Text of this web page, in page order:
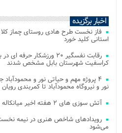
اخبار برگزیده
فاز نخست طرح هادی روستای چماز
استانی کلید خورد
کراسفیت شهرستان بابل مشخص شدند
۴ پروژه مهم و حیاتی نور و محمودآباد
نور و نیروگاه محمودآباد تا کمربندی
آتش‌ سوزی‌ های ۲ هفته اخیر میانکاله عمدی بود
می‌شود